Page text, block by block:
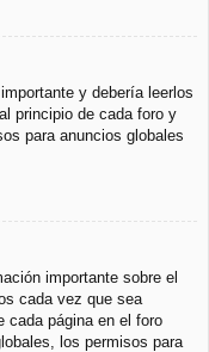
y debería leerlos
principio de cada foro y
para anuncios globales
importante sobre el
cada vez que sea
cada página en el foro
los permisos para